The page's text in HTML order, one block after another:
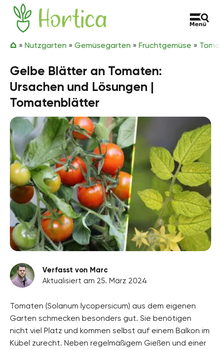
Zum Inhalt springen
Hortica
» Nutzgarten » Gemüsegarten » Fruchtgemüse »
Gelbe Blätter an Tomaten:
Ursachen und Lösungen |
Tomatenblätter
Verfasst von Marc
Aktualisiert am 25. März 2024
Tomaten (Solanum lycopersicum) aus dem eigenen
Garten schmecken besonders gut. Sie benötigen
nicht viel Platz und kommen selbst auf einem Balkon im
Kübel zurecht. Neben regelmäßigem Gießen und einer